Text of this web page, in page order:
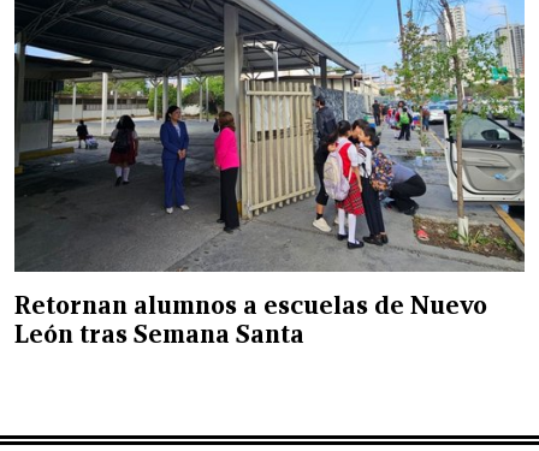
Retornan alumnos a escuelas de Nuevo
León tras Semana Santa